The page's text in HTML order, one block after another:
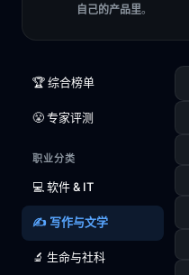
自己的产品里。
🏆 综合榜单
😤 专家评测
职业分类
💻 软件 & IT
✍️ 写作与文学
🔬 生命与社科